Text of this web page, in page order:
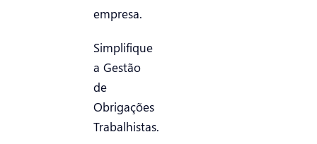
empresa.
Simplifique
a Gestão
de
Obrigações
Trabalhistas.